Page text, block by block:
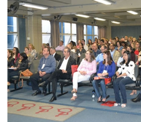
PROUNI
ACOMPANHAMENTO EGRESSO
CURSOS
BACHARELADOS